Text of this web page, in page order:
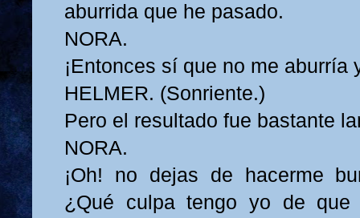
aburrida que he pasado.
NORA.
¡Entonces sí que no me aburría
HELMER. (Sonriente.)
Pero el resultado fue bastante
NORA.
¡Oh! no dejas de hacerme
¿Qué culpa tengo yo de